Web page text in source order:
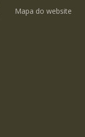
Mapa do website